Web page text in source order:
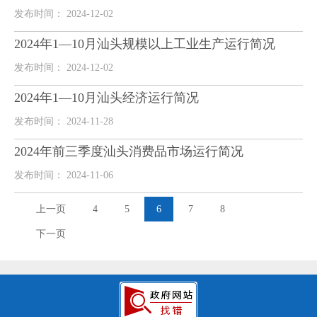
发布时间： 2024-12-02
2024年1—10月汕头规模以上工业生产运行简况
发布时间： 2024-12-02
2024年1—10月汕头经济运行简况
发布时间： 2024-11-28
2024年前三季度汕头消费品市场运行简况
发布时间： 2024-11-06
上一页 4 5 6 7 8
下一页